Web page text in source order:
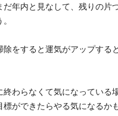
年内と見なして、残りの片
除をすると運気がアップする
終わらなくて気になっている
ができたらやる気になるかも